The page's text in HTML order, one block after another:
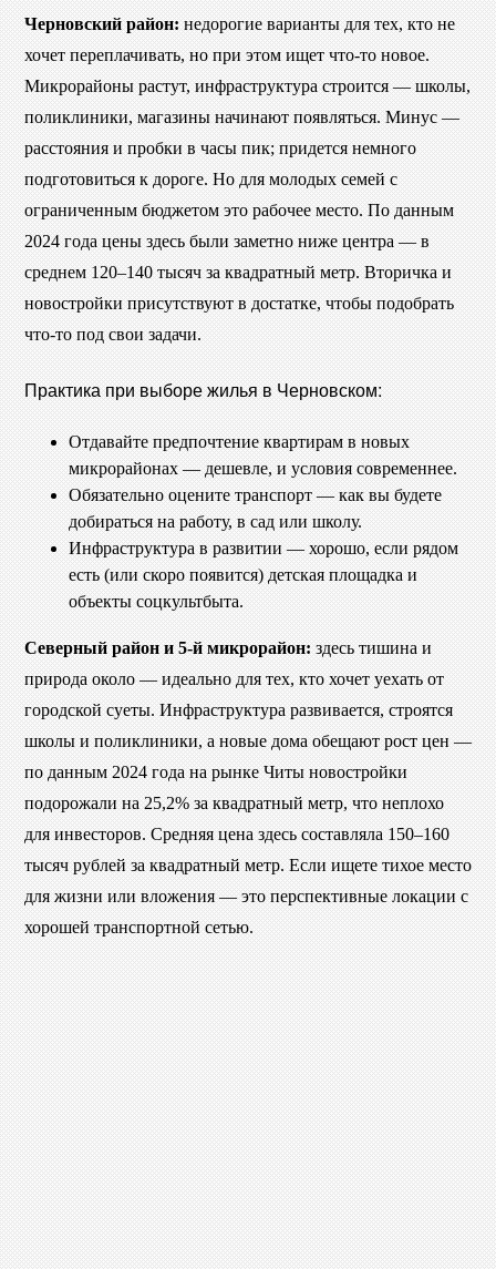
Черновский район: недорогие варианты для тех, кто не
хочет переплачивать, но при этом ищет что-то новое.
Микрорайоны растут, инфраструктура строится — школы,
поликлиники, магазины начинают появляться. Минус —
расстояния и пробки в часы пик; придется немного
подготовиться к дороге. Но для молодых семей с
ограниченным бюджетом это рабочее место. По данным
2024 года цены здесь были заметно ниже центра — в
среднем 120–140 тысяч за квадратный метр. Вторичка и
новостройки присутствуют в достатке, чтобы подобрать
что-то под свои задачи.
Практика при выборе жилья в Черновском:
Отдавайте предпочтение квартирам в новых
микрорайонах — дешевле, и условия современнее.
Обязательно оцените транспорт — как вы будете
добираться на работу, в сад или школу.
Инфраструктура в развитии — хорошо, если рядом
есть (или скоро появится) детская площадка и
объекты соцкультбыта.
Северный район и 5-й микрорайон: здесь тишина и
природа около — идеально для тех, кто хочет уехать от
городской суеты. Инфраструктура развивается, строятся
школы и поликлиники, а новые дома обещают рост цен —
по данным 2024 года на рынке Читы новостройки
подорожали на 25,2% за квадратный метр, что неплохо
для инвесторов. Средняя цена здесь составляла 150–160
тысяч рублей за квадратный метр. Если ищете тихое место
для жизни или вложения — это перспективные локации с
хорошей транспортной сетью.